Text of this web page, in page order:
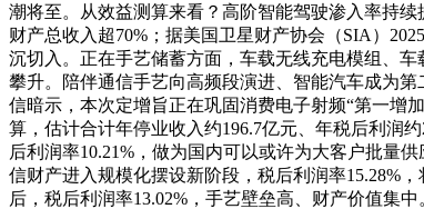
潮将至。从效益测算来看？高阶智能驾驶渗入率持
财产总收入超70%；据美国卫星财产协会（SIA）
沉切入。正在手艺储蓄方面，车载无线充电模组、
攀升。陪伴通信手艺向高频段演进、智能汽车成为
信暗示，本次定增旨正在巩固消费电子射频“第一增
算，估计合计年停业收入约196.7亿元、年税后利润
后利润率10.21%，做为国内可以或许为大客户批量
信财产进入规模化摆设新阶段，税后利润率15.28%
后，税后利润率13.02%，手艺壁垒高、财产价值集